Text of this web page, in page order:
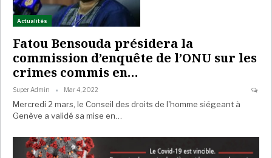
Actualités
Fatou Bensouda présidera la
commission d’enquête de l’ONU sur les
crimes commis en…
Super Admin Mar 4, 2022
Mercredi 2 mars, le Conseil des droits de l'homme siégeant à
Genève a validé sa mise en…